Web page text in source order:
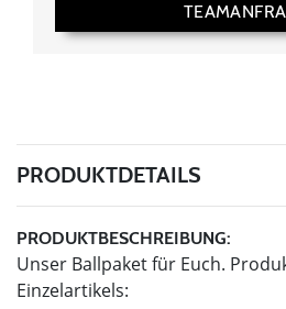
PRODUKTDETAILS
PRODUKTBESCHREIBUNG:
Unser Ballpaket für Euch.
Einzelartikels: